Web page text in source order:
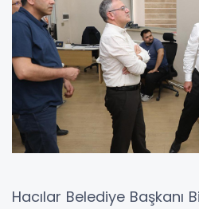
Hacılar Belediye Başkanı